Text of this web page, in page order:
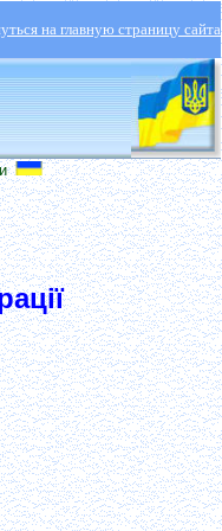
на главную страницу сайта